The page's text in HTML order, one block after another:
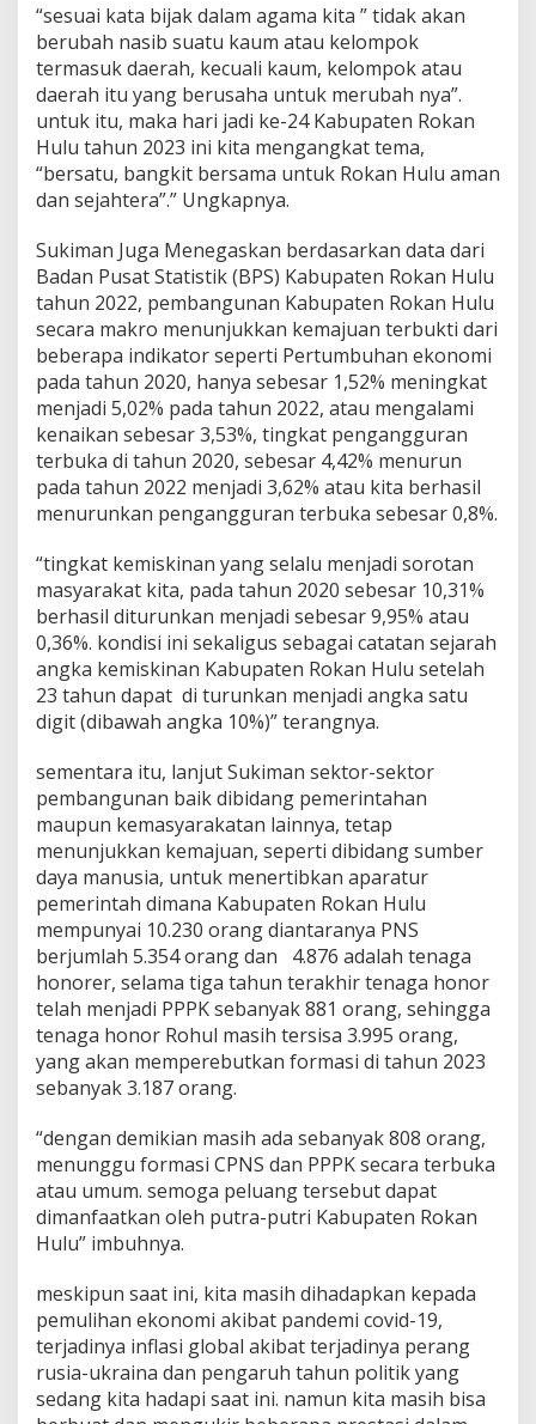
“sesuai kata bijak dalam agama kita ” tidak akan
berubah nasib suatu kaum atau kelompok
termasuk daerah, kecuali kaum, kelompok atau
daerah itu yang berusaha untuk merubah nya”.
untuk itu, maka hari jadi ke-24 Kabupaten Rokan
Hulu tahun 2023 ini kita mengangkat tema,
“bersatu, bangkit bersama untuk Rokan Hulu aman
dan sejahtera”.” Ungkapnya.
Sukiman Juga Menegaskan berdasarkan data dari
Badan Pusat Statistik (BPS) Kabupaten Rokan Hulu
tahun 2022, pembangunan Kabupaten Rokan Hulu
secara makro menunjukkan kemajuan terbukti dari
beberapa indikator seperti Pertumbuhan ekonomi
pada tahun 2020, hanya sebesar 1,52% meningkat
menjadi 5,02% pada tahun 2022, atau mengalami
kenaikan sebesar 3,53%, tingkat pengangguran
terbuka di tahun 2020, sebesar 4,42% menurun
pada tahun 2022 menjadi 3,62% atau kita berhasil
menurunkan pengangguran terbuka sebesar 0,8%.
“tingkat kemiskinan yang selalu menjadi sorotan
masyarakat kita, pada tahun 2020 sebesar 10,31%
berhasil diturunkan menjadi sebesar 9,95% atau
0,36%. kondisi ini sekaligus sebagai catatan sejarah
angka kemiskinan Kabupaten Rokan Hulu setelah
23 tahun dapat di turunkan menjadi angka satu
digit (dibawah angka 10%)” terangnya.
sementara itu, lanjut Sukiman sektor-sektor
pembangunan baik dibidang pemerintahan
maupun kemasyarakatan lainnya, tetap
menunjukkan kemajuan, seperti dibidang sumber
daya manusia, untuk menertibkan aparatur
pemerintah dimana Kabupaten Rokan Hulu
mempunyai 10.230 orang diantaranya PNS
berjumlah 5.354 orang dan 4.876 adalah tenaga
honorer, selama tiga tahun terakhir tenaga honor
telah menjadi PPPK sebanyak 881 orang, sehingga
tenaga honor Rohul masih tersisa 3.995 orang,
yang akan memperebutkan formasi di tahun 2023
sebanyak 3.187 orang.
“dengan demikian masih ada sebanyak 808 orang,
menunggu formasi CPNS dan PPPK secara terbuka
atau umum. semoga peluang tersebut dapat
dimanfaatkan oleh putra-putri Kabupaten Rokan
Hulu” imbuhnya.
meskipun saat ini, kita masih dihadapkan kepada
pemulihan ekonomi akibat pandemi covid-19,
terjadinya inflasi global akibat terjadinya perang
rusia-ukraina dan pengaruh tahun politik yang
sedang kita hadapi saat ini. namun kita masih bisa